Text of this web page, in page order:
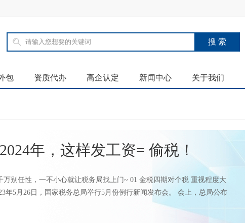
包 资质代办 高企认定 新闻中心 关于我们
年，这样发工资= 偷税！
万别任性，一不小心就让税务局找上门~ 01 金税四期对个税 重视程度大
年5月26日，国家税务总局举行5月份例行新闻发布会。 会上，总局公布